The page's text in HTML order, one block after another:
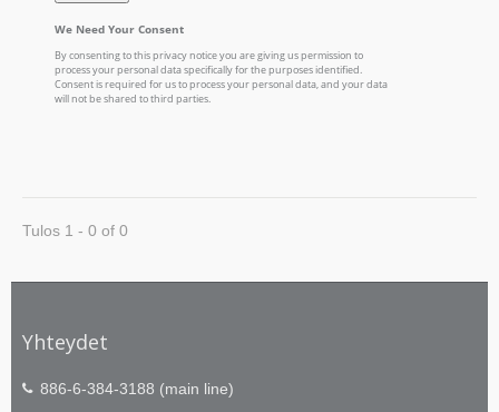
Tulos 1 - 0 of 0
Yhteydet
886-6-384-3188 (main line)